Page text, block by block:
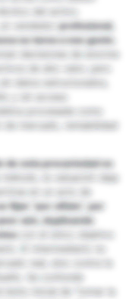
del activo.
un vendedorprofesional,
su tarea a ese gesto.
decisiones de enorme
de alto valor, pero
datos estructurados,
y sin acceso
procesada como
de mercado, rentabilidad
de esta precariedad es
método, la valuación deja
en un acto de
fijan “por olfato”, por
aún, duplicando
con el único objetivo
El intermediario no
real, sino contra la
Se confunde
éxito inicial de “tomar la